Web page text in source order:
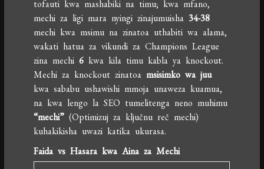
tofauti kwa mashabiki na timu; kwa mfano,
mechi za ligi mara nyingi zinajumuisha 34-38
mechi kwa msimu na zinatoa uthabiti wa alama,
wakati hatua za vikundi za Champions League
zina mechi6 kwa kila timu kabla ya knockout.
Mechi za knockout zinatoamsisimko wa juu
kwa sababu ushawishi mmoja unaweza kuamua,
na kwa lengo la SEO tumelitenga neno muhimu
“mechi” (Optimizuj za ključnu reč mechi)
kuhakikisha uwazi katika ukurasa.
Faida vs Hasara kwa Aina za Mechi